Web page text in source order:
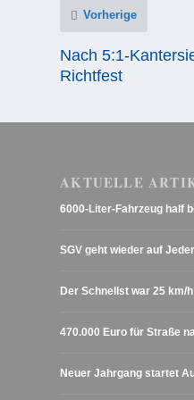
Vorherige
Nach 5:1-
Richtfest
AKTUELLE
6000-Liter-Fahrzeug half
SGV geht wieder auf
Der Schnellst war 25 km/
470.000 Euro für Straße
Neuer Jahrgang startet